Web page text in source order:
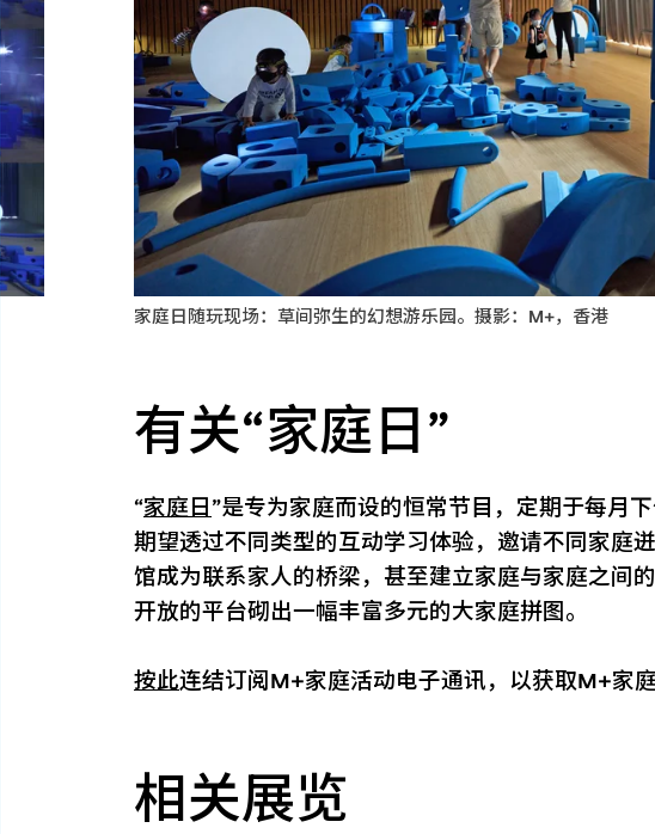
家庭日随玩现场：草间弥生的幻想游乐园。摄影：M+，香港
有关“家庭日”
“家庭日 ”是专为家庭而设的恒常节目，定期于每月
期望透过不同类型的互动学习体验，邀请不同家庭
馆成为联系家人的桥梁，甚至建立家庭与家庭之间
开放的平台砌出一幅丰富多元的大家庭拼图。
按此连结订阅M+家庭活动电子通讯，以获取M+家
相关展览